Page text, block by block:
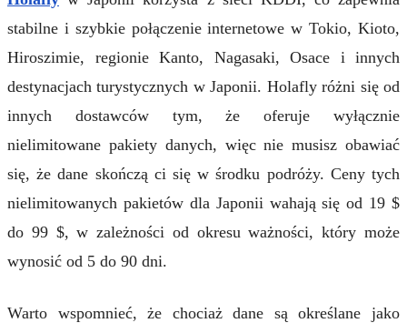
stabilne i szybkie połączenie internetowe w Tokio, Kioto,
Hiroszimie, regionie Kanto, Nagasaki, Osace i innych
destynacjach turystycznych w Japonii. Holafly różni się od
innych dostawców tym, że oferuje wyłącznie
nielimitowane pakiety danych, więc nie musisz obawiać
się, że dane skończą ci się w środku podróży. Ceny tych
nielimitowanych pakietów dla Japonii wahają się od 19 $
do 99 $, w zależności od okresu ważności, który może
wynosić od 5 do 90 dni.
Warto wspomnieć, że chociaż dane są określane jako